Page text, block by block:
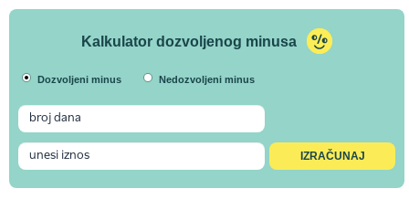
Kalkulator dozvoljenog minusa
Dozvoljeni minus Nedozvoljeni minus